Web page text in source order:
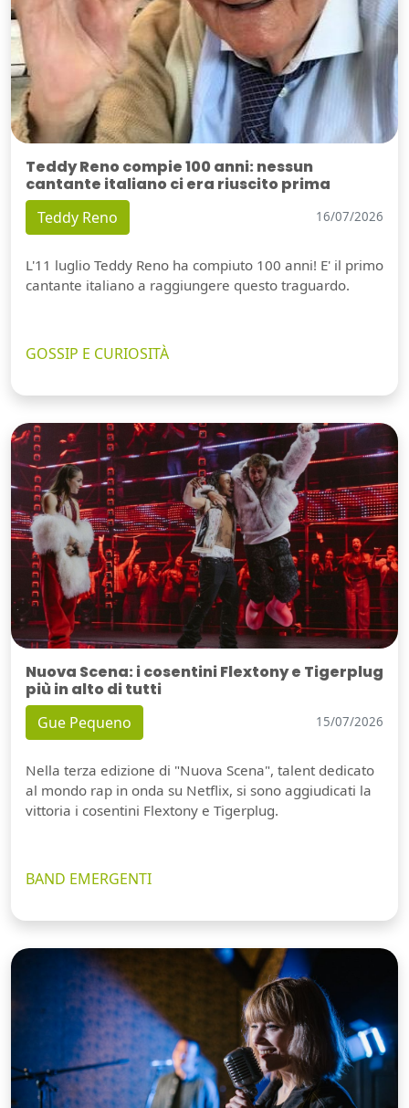
Teddy Reno compie 100 anni: nessun
cantante italiano ci era riuscito prima
Teddy Reno 16/07/2026
L'11 luglio Teddy Reno ha compiuto 100 anni! E' il primo
cantante italiano a raggiungere questo traguardo.
GOSSIP E CURIOSITÀ
Nuova Scena: i cosentini Flextony e Tigerplug
più in alto di tutti
Gue Pequeno 15/07/2026
Nella terza edizione di "Nuova Scena", talent dedicato
al mondo rap in onda su Netflix, si sono aggiudicati la
vittoria i cosentini Flextony e Tigerplug.
BAND EMERGENTI